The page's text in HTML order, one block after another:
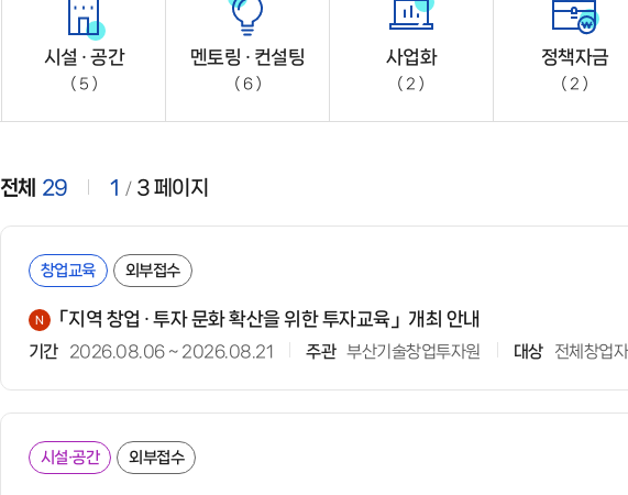
시설 · 공간
5
멘토링 · 컨설팅
6
사업화
2
정책자금
2
전체 29 1 3페이지
창업교육 외부접수
「지역 창업 · 투자 문화 확산을 위한 투자교육」개최 안내
기간 2026.08.06~ 2026.08.21 주관 부산기술창업투자원 대상 전체창업자
시설·공간 외부접수